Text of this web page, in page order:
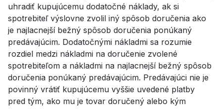
uhradiť kupujúcemu dodatočné náklady, ak si
spotrebiteľ výslovne zvolil iný spôsob doručenia ako
je najlacnejší bežný spôsob doručenia ponúkaný
predávajúcim. Dodatočnými nákladmi sa rozumie
rozdiel medzi nákladmi na doručenie zvolené
spotrebiteľom a nákladmi na najlacnejší bežný spôsob
doručenia ponúkaný predávajúcim. Predávajúci nie je
povinný vrátiť kupujúcemu vyššie uvedené platby
pred tým, ako mu je tovar doručený alebo kým